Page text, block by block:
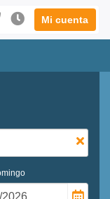
Mi cuenta